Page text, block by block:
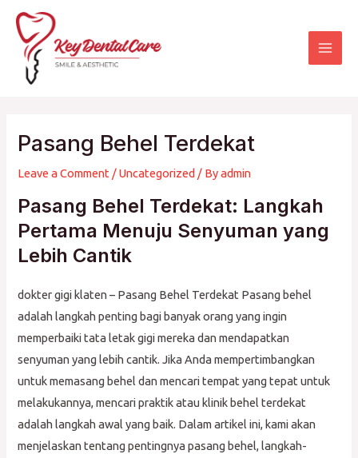
Skip
content
Pasang Behel Terdekat
Leave a Comment /Uncategorized / Byadmin
Pasang Behel Terdekat: Langkah
Pertama Menuju Senyuman yang
Lebih Cantik
dokter gigi klaten – Pasang Behel Terdekat Pasang behel
adalah langkah penting bagi banyak orang yang ingin
memperbaiki tata letak gigi mereka dan mendapatkan
senyuman yang lebih cantik. Jika Anda mempertimbangkan
untuk memasang behel dan mencari tempat yang tepat untuk
melakukannya, mencari praktik atau klinik behel terdekat
adalah langkah awal yang baik. Dalam artikel ini, kami akan
menjelaskan tentang pentingnya pasang behel, langkah-